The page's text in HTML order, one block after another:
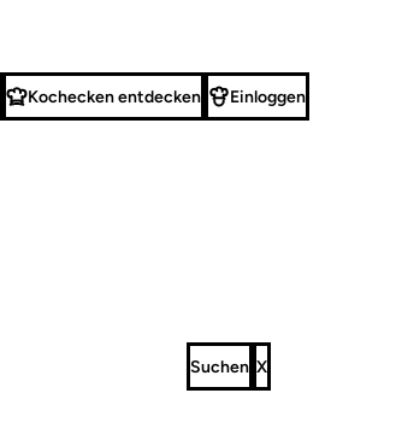
Kochecken entdecken Einloggen